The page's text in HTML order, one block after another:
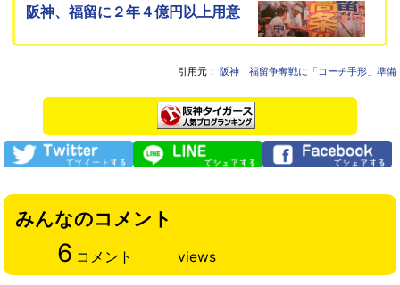
阪神、福留に２年４億円以上用意
引用元： 阪神 福留争奪戦に「コーチ手形」準備
みんなのコメント
6 コメント views